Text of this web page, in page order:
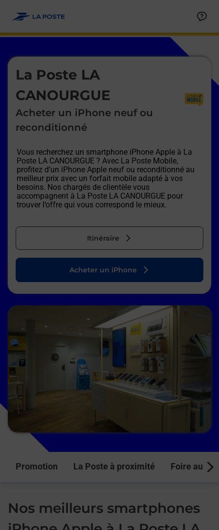
La Poste LA
CANOURGUE
Acheter un iPhone neuf ou
reconditionné
Vous recherchez un smartphone iPhone Apple à La
Poste LA CANOURGUE ? Avec La Poste Mobile,
profitez d’un iPhone Apple neuf ou reconditionné au
meilleur prix avec un forfait mobile adapté à vos
besoins. Nos chargés de clientèle vous
accompagnent à La Poste LA CANOURGUE pour
trouver l’offre qui vous correspond le mieux.
Itinéraire
Le lien s'ouvre dans un nouvel onglet
Acheter un iPhone
Promotion La Poste à proximité Foire aux
Nos meilleurs smartphones